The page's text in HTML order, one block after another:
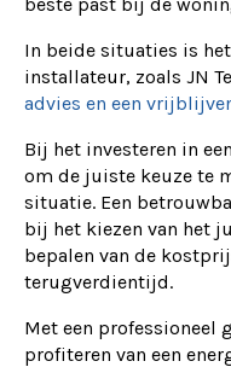
In beide situaties is
installateur, zoals JN
advies en een
Bij het investeren in
om de juiste keuze te
situatie. Een
bij het kiezen van het
bepalen van de
terugverdientijd.
Met een professioneel
profiteren van een